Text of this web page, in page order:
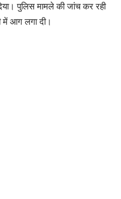
पुलिस मामले की जांच कर रही
में आग लगा दी।